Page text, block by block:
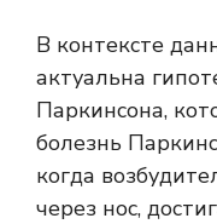
В контексте
актуальна
Паркинсона,
болезнь
когда
через нос,